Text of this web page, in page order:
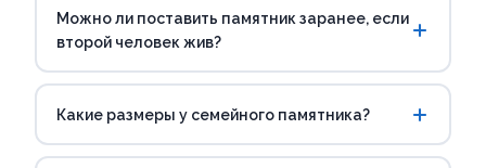
Можно ли поставить памятник заранее, если
второй человек жив?
Какие размеры у семейного памятника?